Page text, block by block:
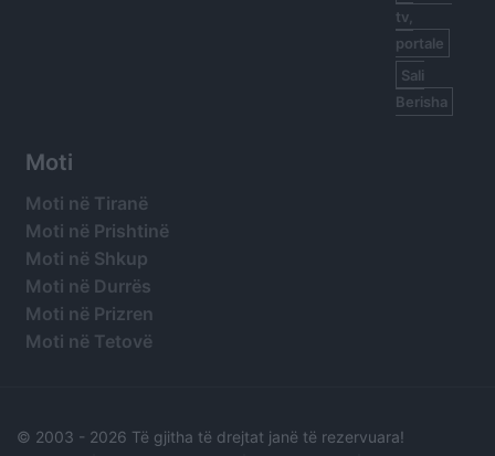
tv,
portale
Sali
Berisha
Moti
Moti në Tiranë
Moti në Prishtinë
Moti në Shkup
Moti në Durrës
Moti në Prizren
Moti në Tetovë
© 2003 - 2026 Të gjitha të drejtat janë të rezervuara!